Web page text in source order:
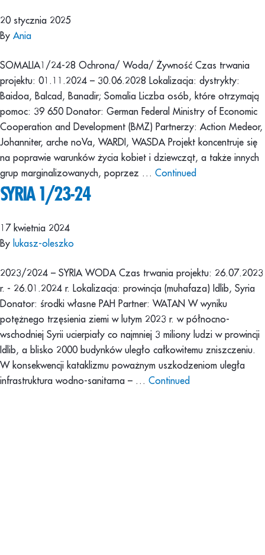
20 stycznia 2025
By Ania
SOMALIAㅤㅤ1/24-28 Ochrona/ Woda/ Żywność Czas trwania
projektu: 01.11.2024 – 30.06.2028 Lokalizacja: dystrykty:
Baidoa, Balcad, Banadir; Somalia Liczba osób, które otrzymają
pomoc: 39 650 Donator: German Federal Ministry of Economic
Cooperation and Development (BMZ) Partnerzy: Action Medeor,
Johanniter, arche noVa, WARDI, WASDA Projekt koncentruje się
na poprawie warunków życia kobiet i dziewcząt, a także innych
grup marginalizowanych, poprzez … Continued
SYRIA 1/23-24
17 kwietnia 2024
By lukasz-oleszko
2023/2024 – SYRIA WODA Czas trwania projektu: 26.07.2023
r. - 26.01.2024 r. Lokalizacja: prowincja (muhafaza) Idlib, Syria
Donator: środki własne PAH Partner: WATAN W wyniku
potężnego trzęsienia ziemi w lutym 2023 r. w północno-
wschodniej Syrii ucierpiały co najmniej 3 miliony ludzi w prowincji
Idlib, a blisko 2000 budynków uległo całkowitemu zniszczeniu.
W konsekwencji kataklizmu poważnym uszkodzeniom uległa
infrastruktura wodno-sanitarna – … Continued